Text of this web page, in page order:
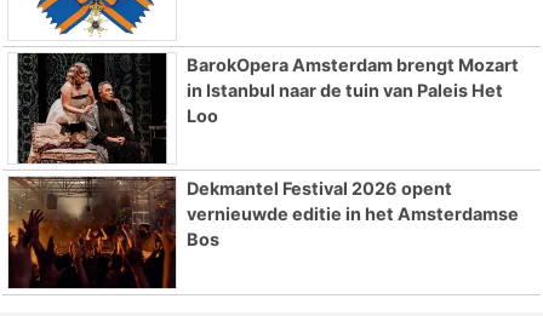
BarokOpera Amsterdam brengt Mozart
in Istanbul naar de tuin van Paleis Het
Loo
Dekmantel Festival 2026 opent
vernieuwde editie in het Amsterdamse
Bos